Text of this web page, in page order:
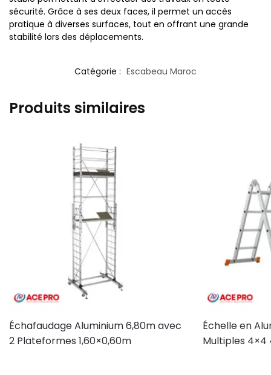
sécurité. Grâce à ses deux faces, il permet un accès
pratique à diverses surfaces, tout en offrant une grande
stabilité lors des déplacements.
Catégorie : Escabeau Maroc
Produits similaires
Échafaudage Aluminium 6,80m avec
2 Plateformes 1,60×0,60m
Échelle en
Multiples